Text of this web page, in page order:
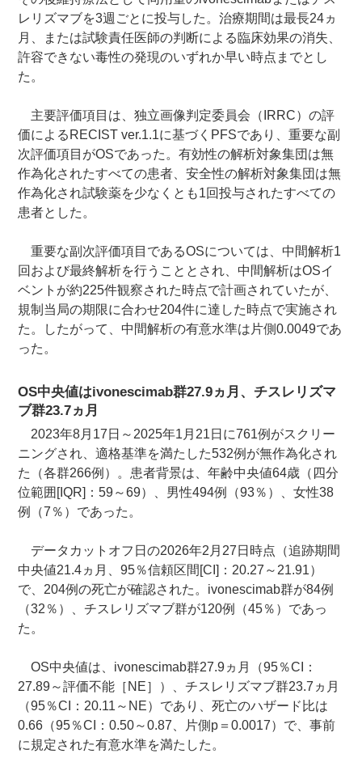
レリズマブを3週ごとに投与した。治療期間は最長24ヵ
月、または試験責任医師の判断による臨床効果の消失、
許容できない毒性の発現のいずれか早い時点までとし
た。
主要評価項目は、独立画像判定委員会（IRRC）の評
価によるRECIST ver.1.1に基づくPFSであり、重要な副
次評価項目がOSであった。有効性の解析対象集団は無
作為化されたすべての患者、安全性の解析対象集団は無
作為化され試験薬を少なくとも1回投与されたすべての
患者とした。
重要な副次評価項目であるOSについては、中間解析1
回および最終解析を行うこととされ、中間解析はOSイ
ベントが約225件観察された時点で計画されていたが、
規制当局の期限に合わせ204件に達した時点で実施され
た。したがって、中間解析の有意水準は片側0.0049であ
った。
OS中央値はivonescimab群27.9ヵ月、チスレリズマ
ブ群23.7ヵ月
2023年8月17日～2025年1月21日に761例がスクリー
ニングされ、適格基準を満たした532例が無作為化され
た（各群266例）。患者背景は、年齢中央値64歳（四分
位範囲[IQR]：59～69）、男性494例（93％）、女性38
例（7％）であった。
データカットオフ日の2026年2月27日時点（追跡期間
中央値21.4ヵ月、95％信頼区間[CI]：20.27～21.91）
で、204例の死亡が確認された。ivonescimab群が84例
（32％）、チスレリズマブ群が120例（45％）であっ
た。
OS中央値は、ivonescimab群27.9ヵ月（95％CI：
27.89～評価不能［NE］）、チスレリズマブ群23.7ヵ月
（95％CI：20.11～NE）であり、死亡のハザード比は
0.66（95％CI：0.50～0.87、片側p＝0.0017）で、事前
に規定された有意水準を満たした。